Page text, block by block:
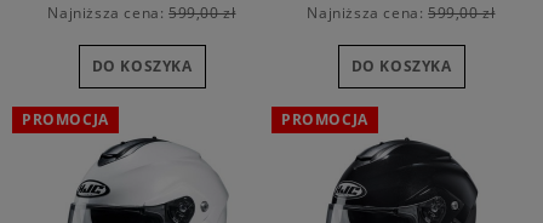
Najniższa cena:599,00 zł
DO KOSZYKA
Najniższa cena:599,00 zł
DO KOSZYKA
PROMOCJA PROMOCJA